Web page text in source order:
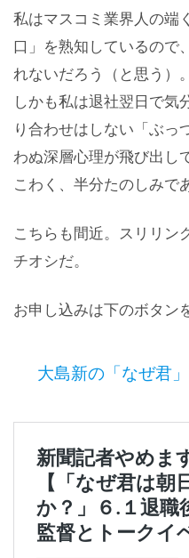
私はマスコミ業界人の端
口」を熟知しているので
れないだろう（と思う）
しかも私は退社翌日で気
り合わせはしない「ぶっ
わぬ深層心理が飛び出し
こわく、半分たのしみで
こちらも間近。スリリン
チオシだ。
お申し込みは下のボタン
大島新の「なぜ君